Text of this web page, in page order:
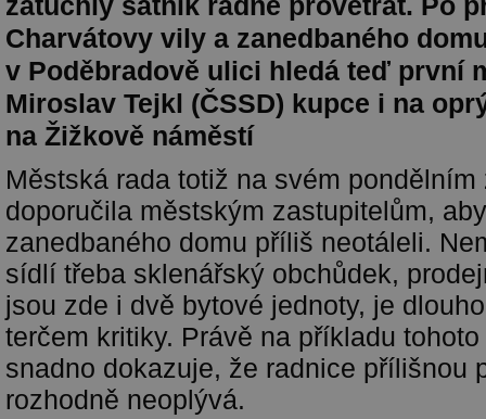
Charvátovy vily a zanedbaného
v Poděbradově ulici hledá teď první
Miroslav Tejkl (ČSSD) kupce i na
na Žižkově náměstí
Městská rada totiž na svém pondělním
doporučila městským zastupitelům,
zanedbaného domu příliš neotáleli.
sídlí třeba sklenářský obchůdek,
jsou zde i dvě bytové jednoty, je
terčem kritiky. Právě na příkladu
snadno dokazuje, že radnice přílišnou
rozhodně neoplývá.